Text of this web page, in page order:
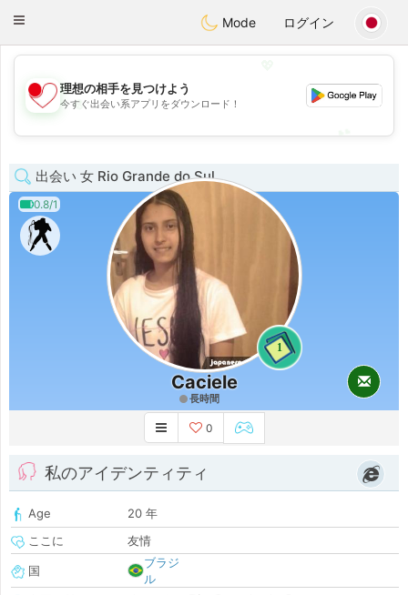
日本Chat
Toggle
Mode ログイン
💖
💕
理想の相手を見つけよう
今すぐ出会い系アプリをダウンロード！
出会い 女 Rio Grande do Sul
0.8/1
1
Caciele
長時間
0
私のアイデンティティ
Age
20 年
ここに
友情
国
ブラジ
ル